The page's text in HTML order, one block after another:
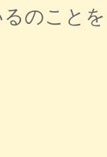
のこと